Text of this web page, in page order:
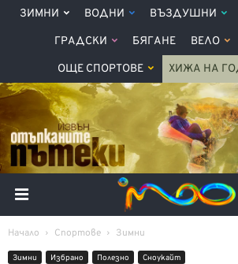
ЗИМНИ ВОДНИ ВЪЗДУШНИ
ГРАДСКИ БЯГАНЕ ВЕЛО
ОЩЕ СПОРТОВЕ ХИЖА НА
Начало Спортове Зимни
Зимни Избрано Полезно Сноукайт